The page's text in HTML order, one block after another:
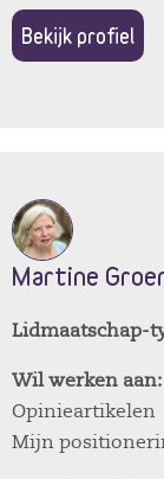
Bekijk profiel
Martine
Lidmaatschap-
Wil werken aan:
Opinieartikelen
Mijn